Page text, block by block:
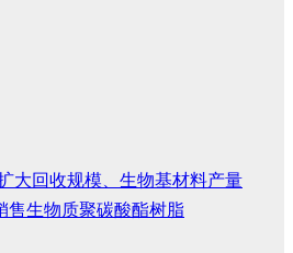
大回收规模、生物基材料产量
售生物质聚碳酸酯树脂